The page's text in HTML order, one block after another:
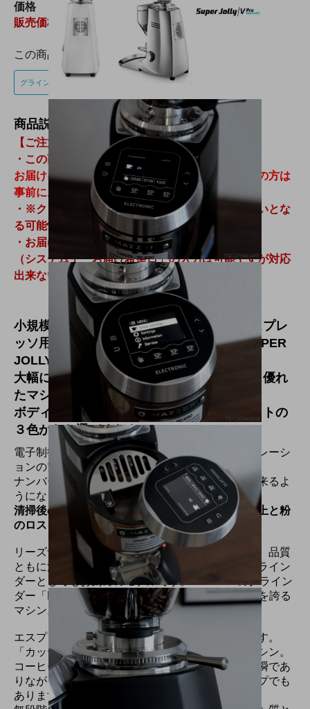
価格
356,000円(税込391,600円)
販売価格
284,800円(税込313,280円)
この商品のキーワード
グラインダー
商品説明
【ご注文前に必ずご一読お願い致します】
・この商品はお取り寄せとなります。
お届けに日数がかかる場合がありますのでお急ぎの方は
事前にお問い合わせください。
・※クレジット決済の場合、納品より先のお支払いとな
る可能性がございます。
・お届け日のご指定は承れません。
（システム上「お届け希望日」の入力は可能ですが対応
出来ない場合もありますのでご了承ください）
小規模カフェにおすすめのミドルクラスエスプレ
ッソ用グラインダーの決定版、MAZZER SUPER
JOLLYの最新モデル
大幅に進化して価格は据え置き。コスパにも優れ
たマシンです。
ボディカラーはブラック、シルバー、ホワイトの
３色からお選びください。
電子制御による詳細なグラインド設定によりオペレーシ
ョンの簡略化とクオリティ向上に貢献。
ナンバーがゼロ点調整可能になり、数値で確認出来るよ
うになりました。
清掃後のゼロ点調整が不要になり、作業効率の向上と粉
のロスを大幅に削減できます。
リーズナブルな導入コストでグラインドスピード、品質
ともに満足のいく使用感。小規模店や２台目のグライン
ダーとしてもお薦めのモデルです。MAZZERのグライン
ダー「MINI」シリーズよりほぼ倍の挽き速度能力を誇る
マシン。
エスプレッソの抽出においてグラインドは重要です。
「カッティングで味が変わる」のを実感出来るマシン。
コーヒー豆の粉砕・カッティングのプロセスは一瞬であ
りながら、最高の仕上がりには最も重要なステップでも
あります。